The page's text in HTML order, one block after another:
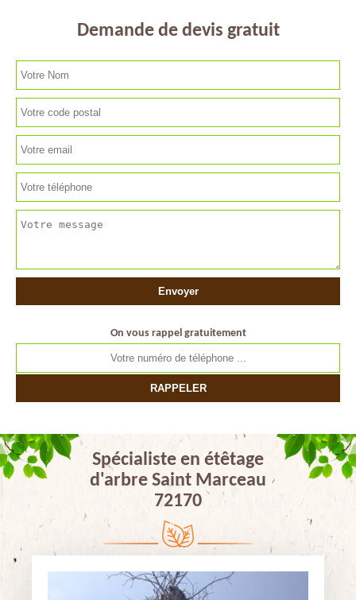
Demande de devis gratuit
On vous rappel gratuitement
Spécialiste en étêtage
d'arbre Saint Marceau
72170